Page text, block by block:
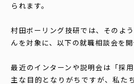
られます。
村田ボーリング技研では、そのよ
んを対象に、以下の就職相談会を開
最近のインターンや説明会は「採
主な目的となりがちですが、私た